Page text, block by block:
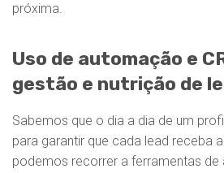
próxima.
Uso de automação e
gestão e nutrição de
Sabemos que o dia a dia de um
para garantir que cada lead receba
podemos recorrer a ferramentas de